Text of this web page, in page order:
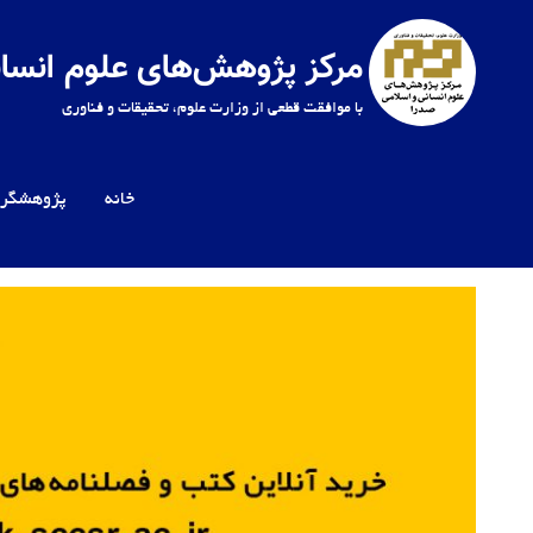
مرکز پژوهش‌های علوم
با موافقت قطعی از وزارت علوم، تحقیقات و فناوری
خانه